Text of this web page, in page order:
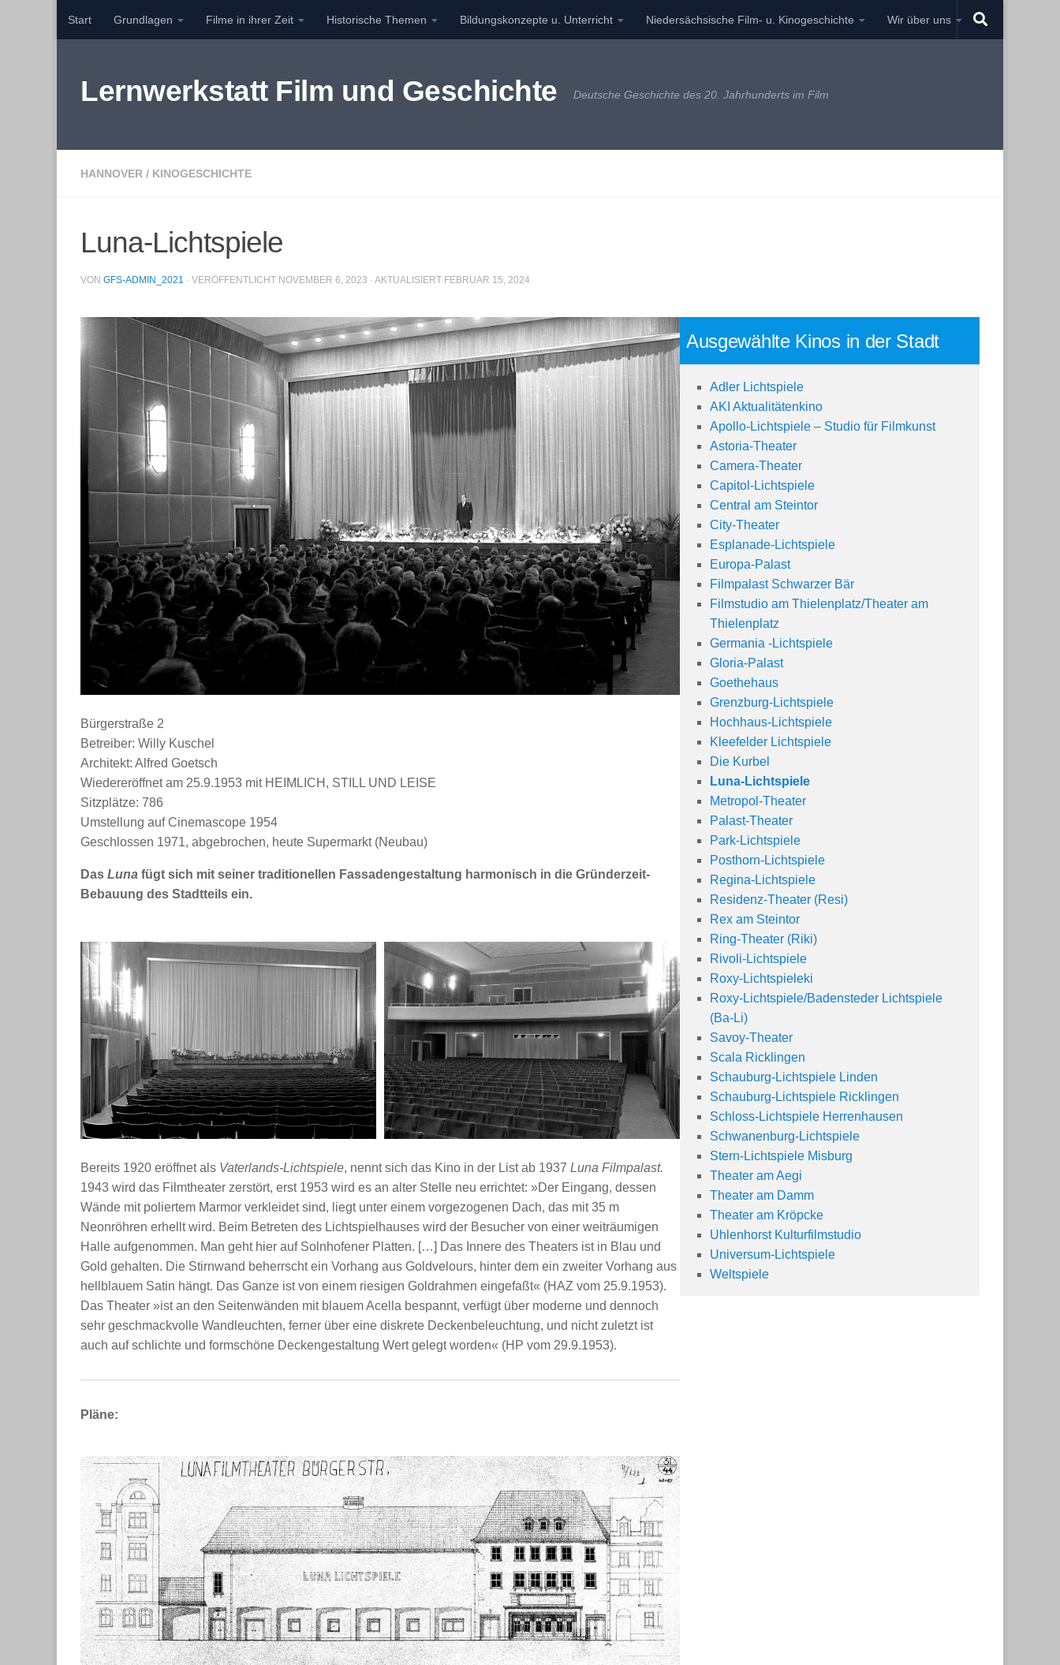
Zum Inhalt springen
Start Grundlagen Filme in ihrer Zeit Historische Themen Bildungskonzepte u. Unterricht Niedersächsische Film- u. Kinogeschichte Wir über uns
Lernwerkstatt Film und Geschichte Deutsche Geschichte des 20. Jahrhunderts im Film
HANNOVER / KINOGESCHICHTE
Luna-Lichtspiele
VON GFS-ADMIN_2021 · VERÖFFENTLICHT NOVEMBER 6, 2023 · AKTUALISIERT FEBRUAR 15, 2024
Bürgerstraße 2
Betreiber: Willy Kuschel
Architekt: Alfred Goetsch
Wiedereröffnet am 25.9.1953 mit HEIMLICH, STILL UND LEISE
Sitzplätze: 786
Umstellung auf Cinemascope 1954
Geschlossen 1971, abgebrochen, heute Supermarkt (Neubau)
Das Luna fügt sich mit seiner traditionellen Fassadengestaltung harmonisch in die Gründerzeit-
Bebauung des Stadtteils ein.
Bereits 1920 eröffnet als Vaterlands-Lichtspiele, nennt sich das Kino in der List ab 1937 Luna Filmpalast.
1943 wird das Filmtheater zerstört, erst 1953 wird es an alter Stelle neu errichtet: »Der Eingang, dessen
Wände mit poliertem Marmor verkleidet sind, liegt unter einem vorgezogenen Dach, das mit 35 m
Neonröhren erhellt wird. Beim Betreten des Lichtspielhauses wird der Besucher von einer weiträumigen
Halle aufgenommen. Man geht hier auf Solnhofener Platten. […] Das Innere des Theaters ist in Blau und
Gold gehalten. Die Stirnwand beherrscht ein Vorhang aus Goldvelours, hinter dem ein zweiter Vorhang aus
hellblauem Satin hängt. Das Ganze ist von einem riesigen Goldrahmen eingefaßt« (HAZ vom 25.9.1953).
Das Theater »ist an den Seitenwänden mit blauem Acella bespannt, verfügt über moderne und dennoch
sehr geschmackvolle Wandleuchten, ferner über eine diskrete Deckenbeleuchtung, und nicht zuletzt ist
auch auf schlichte und formschöne Deckengestaltung Wert gelegt worden« (HP vom 29.9.1953).
Pläne:
Ausgewählte Kinos in der Stadt
Adler Lichtspiele
AKI Aktualitätenkino
Apollo-Lichtspiele – Studio für Filmkunst
Astoria-Theater
Camera-Theater
Capitol-Lichtspiele
Central am Steintor
City-Theater
Esplanade-Lichtspiele
Europa-Palast
FilmpalastSchwarzerBär
Filmstudio am Thielenplatz/Theater am
Thielenplatz
Germania -Lichtspiele
Gloria-Palast
Goethehaus
Grenzburg-Lichtspiele
Hochhaus-Lichtspiele
Kleefelder Lichtspiele
Die Kurbel
Luna-Lichtspiele
Metropol-Theater
Palast-Theater
Park-Lichtspiele
Posthorn-Lichtspiele
Regina-Lichtspiele
Residenz-Theater (Resi)
Rex am Steintor
Ring-Theater (Riki)
Rivoli-Lichtspiele
Roxy-Lichtspieleki
Roxy-Lichtspiele/Badensteder Lichtspiele
(Ba-Li)
Savoy-Theater
Scala Ricklingen
Schauburg-Lichtspiele Linden
Schauburg-Lichtspiele Ricklingen
Schloss-Lichtspiele Herrenhausen
Schwanenburg-Lichtspiele
Stern-Lichtspiele Misburg
Theater am Aegi
Theater am Damm
Theater am Kröpcke
Uhlenhorst Kulturfilmstudio
Universum-Lichtspiele
Weltspiele